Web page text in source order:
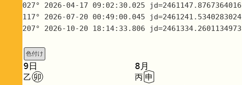
027° 2026-04-17 09:02:30.025 jd=2461147.8767364016
117° 2026-07-20 00:49:00.045 jd=2461241.5340283024
207° 2026-10-20 18:14:33.806 jd=2461334.2601134973
色付け
9日
乙 卯
8月
丙 申